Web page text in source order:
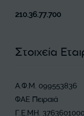
210.36.77.700
Στοιχεία
Α.Φ.Μ. 099553836
ΦΑΕ Πειραιά
Γ.Ε.ΜΗ.